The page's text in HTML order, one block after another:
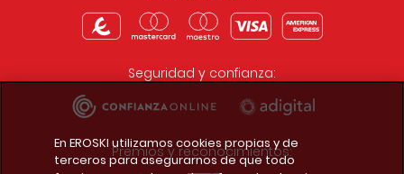
Seguridad y confianza:
Premios y reconocimientos:
En EROSKI utilizamos cookies propias y de
terceros para asegurarnos de que todo